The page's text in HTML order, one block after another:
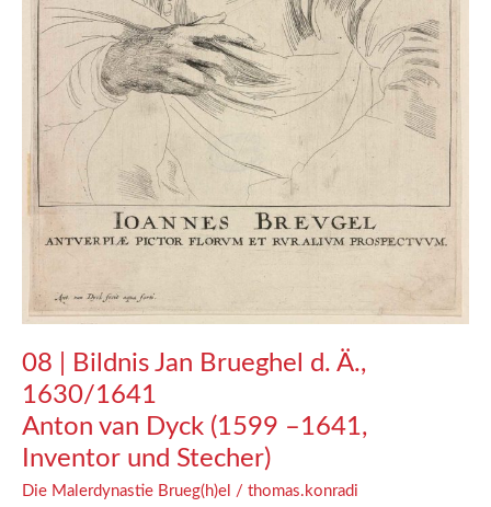
08 | Bildnis Jan Brueghel d. Ä.,
1630/1641
Anton van Dyck (1599 –1641,
Inventor und Stecher)
Die Malerdynastie Brueg(h)el / thomas.konradi
Inventor
und
Stecher)